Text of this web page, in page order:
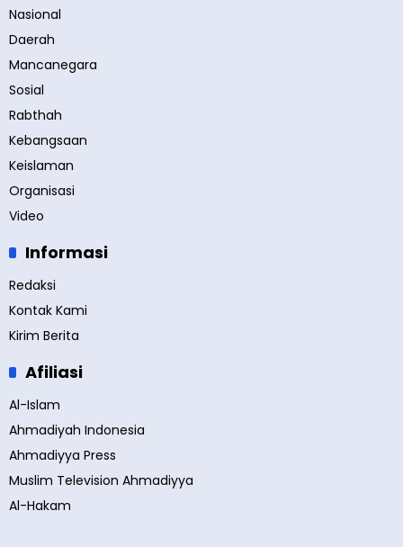
Nasional
Daerah
Mancanegara
Sosial
Rabthah
Kebangsaan
Keislaman
Organisasi
Video
Informasi
Redaksi
Kontak Kami
Kirim Berita
Afiliasi
Al-Islam
Ahmadiyah Indonesia
Ahmadiyya Press
Muslim Television Ahmadiyya
Al-Hakam